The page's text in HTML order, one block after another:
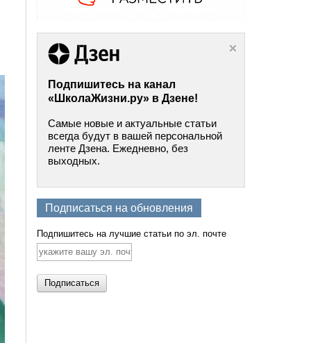
Подпишитесь на канал
«ШколаЖизни.ру» в Дзене!
Самые новые и актуальные статьи
всегда будут в вашей персональной
ленте Дзена. Ежедневно, без
выходных.
Подписаться на обновления
Подпишитесь на лучшие статьи по эл. почте